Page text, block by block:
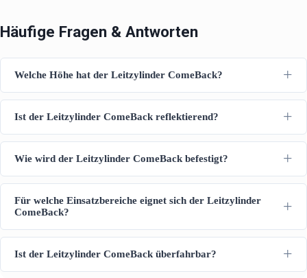
Häufige Fragen & Antworten
Welche Höhe hat der Leitzylinder ComeBack?
Ist der Leitzylinder ComeBack reflektierend?
Wie wird der Leitzylinder ComeBack befestigt?
Für welche Einsatzbereiche eignet sich der Leitzylinder
ComeBack?
Ist der Leitzylinder ComeBack überfahrbar?